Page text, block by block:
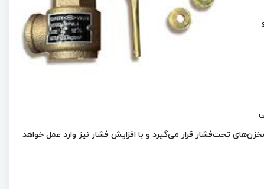
تحت‌فشار قرار می‌گیرد و با افزایش فشار نیز وارد عمل خواهد